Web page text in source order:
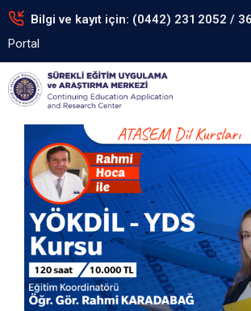
Bilgi ve kayıt için: (0442) 231 2052 /
Portal
Anasayfa
Kurumsal
Eğitimler
Arşiv
Formlar
Portal
İletişim